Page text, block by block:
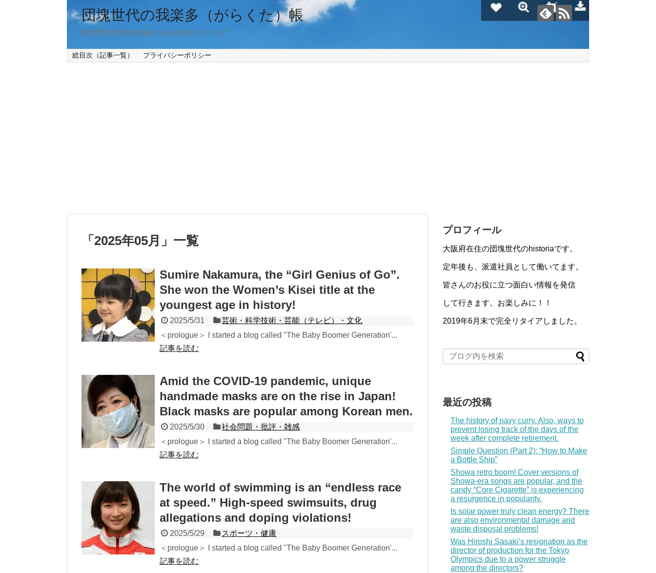
団塊世代の我楽多（がらくた）帳
団塊世代が雑学や面白い話を発信しています
総目次（記事一覧） プライバシーポリシー
「 2025年05月 」 一覧
Sumire Nakamura, the “Girl Genius of Go”.
She won the Women’s Kisei title at the
youngest age in history!
2025/5/31
芸術・科学技術・芸能（テレビ）・文化
＜prologue＞ I started a blog called "The Baby Boomer Generation'...
記事を読む
Amid the COVID-19 pandemic, unique
handmade masks are on the rise in Japan!
Black masks are popular among Korean men.
2025/5/30
社会問題・批評・雑感
＜prologue＞ I started a blog called "The Baby Boomer Generation'...
記事を読む
The world of swimming is an “endless race
at speed.” High-speed swimsuits, drug
allegations and doping violations!
2025/5/29
スポーツ・健康
＜prologue＞ I started a blog called "The Baby Boomer Generation'...
記事を読む
プロフィール
大阪府在住の団塊世代のhistoriaです。
定年後も、派遣社員として働いてます。
皆さんのお役に立つ面白い情報を発信
して行きます。お楽しみに！！
2019年6月末で完全リタイアしました。
最近の投稿
The history of navy curry. Also, ways to
prevent losing track of the days of the
week after complete retirement.
Simple Question (Part 2): “How to Make
a Bottle Ship”
Showa retro boom! Cover versions of
Showa-era songs are popular, and the
candy “Core Cigarette” is experiencing
a resurgence in popularity.
Is solar power truly clean energy? There
are also environmental damage and
waste disposal problems!
Was Hiroshi Sasaki’s resignation as the
director of production for the Tokyo
Olympics due to a power struggle
among the directors?